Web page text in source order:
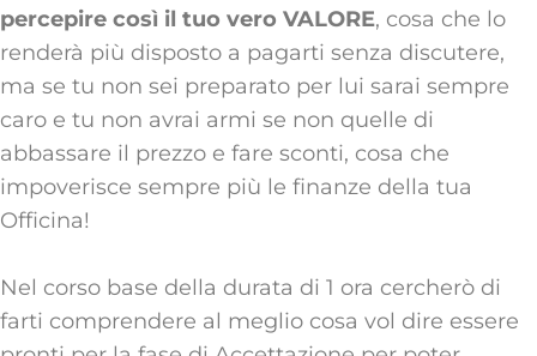
percepire così il tuo vero VALORE, cosa che lo
renderà più disposto a pagarti senza discutere,
ma se tu non sei preparato per lui sarai sempre
caro e tu non avrai armi se non quelle di
abbassare il prezzo e fare sconti, cosa che
impoverisce sempre più le finanze della tua
Officina!
Nel corso base della durata di 1 ora cercherò di
farti comprendere al meglio cosa vol dire essere